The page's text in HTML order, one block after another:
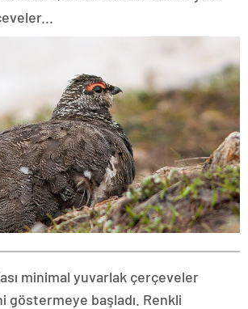
minimal yuvarlak çerçeveler
göstermeye başladı. Renkli